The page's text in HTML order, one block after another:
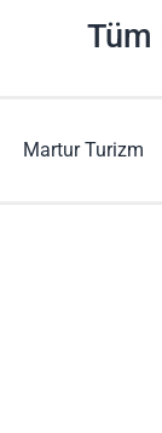
Tüm
Martur Turizm